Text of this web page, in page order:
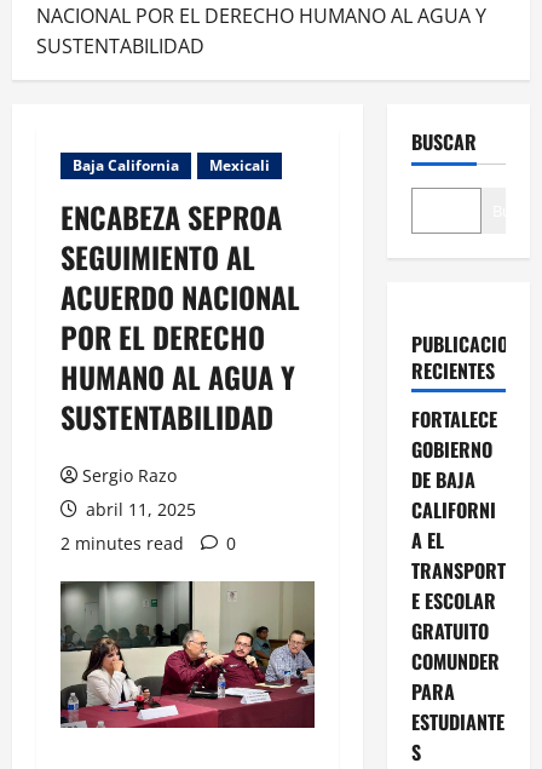
NACIONAL POR EL DERECHO HUMANO AL AGUA Y
SUSTENTABILIDAD
Baja California Mexicali
ENCABEZA SEPROA
SEGUIMIENTO AL
ACUERDO NACIONAL
POR EL DERECHO
HUMANO AL AGUA Y
SUSTENTABILIDAD
Sergio Razo
abril 11, 2025
2 minutes read
0
BUSCAR
PUBLICACIONES
RECIENTES
FORTALECE
GOBIERNO
DE BAJA
CALIFORNI
A EL
TRANSPORT
E ESCOLAR
GRATUITO
COMUNDER
PARA
ESTUDIANTE
S